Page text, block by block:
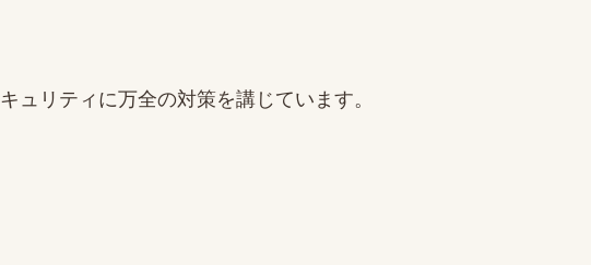
リティに万全の対策を講じています。